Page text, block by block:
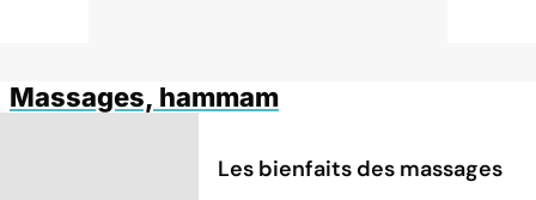
Massages, hammam
Les bienfaits des massages